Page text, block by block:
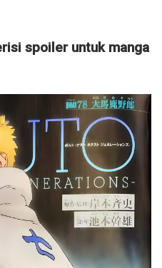
spoiler untuk manga